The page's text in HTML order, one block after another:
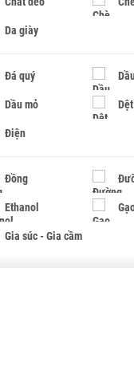
Da giày
Đá quý
Dầu mỏ
Điện
Đồng
Ethanol
Gia súc - Gia cầm